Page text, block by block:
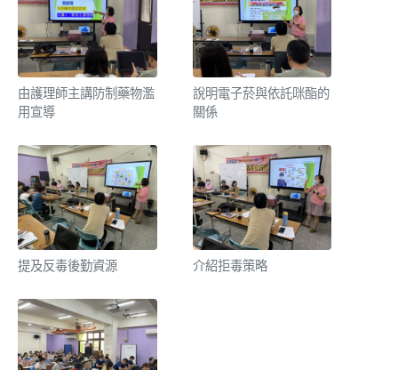
由護理師主講防制藥物濫
用宣導
說明電子菸與依託咪酯的
關係
提及反毒後勤資源 介紹拒毒策略